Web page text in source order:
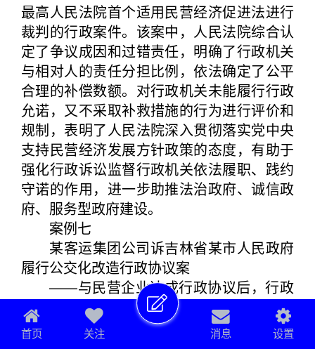
最高人民法院首个适用民营经济促进法进行
裁判的行政案件。该案中，人民法院综合认
定了争议成因和过错责任，明确了行政机关
与相对人的责任分担比例，依法确定了公平
合理的补偿数额。对行政机关未能履行行政
允诺，又不采取补救措施的行为进行评价和
规制，表明了人民法院深入贯彻落实党中央
支持民营经济发展方针政策的态度，有助于
强化行政诉讼监督行政机关依法履职、践约
守诺的作用，进一步助推法治政府、诚信政
府、服务型政府建设。
案例七
某客运集团公司诉吉林省某市人民政府
履行公交化改造行政协议案
——与民营企业达成行政协议后，行政
机关不得违法增设条件阻却行政协议履行
【基本案情】
首页 关注 消息 设置